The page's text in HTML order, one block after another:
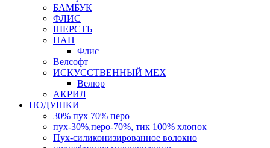
БАМБУК
ФЛИС
ШЕРСТЬ
ПАН
Флис
Велсофт
ИСКУССТВЕННЫЙ МЕХ
Велюр
АКРИЛ
ПОДУШКИ
30% пух 70% перо
пух-30%,перо-70%, тик 100% хлопок
Пух-силиконизированное волокно